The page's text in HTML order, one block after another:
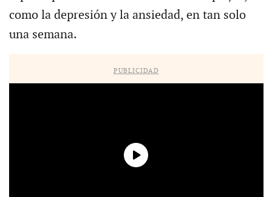
como la depresión y la ansiedad, en tan solo
una semana.
PUBLICIDAD